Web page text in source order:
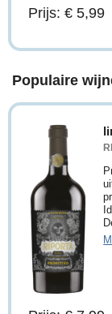
Prijs: € 5,99
Populaire